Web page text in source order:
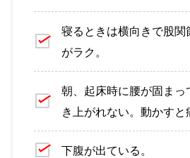
寝るときは横向きで股
がラク。
朝、起床時に腰が固まっ
き上がれない。動かすと
下腹が出ている。